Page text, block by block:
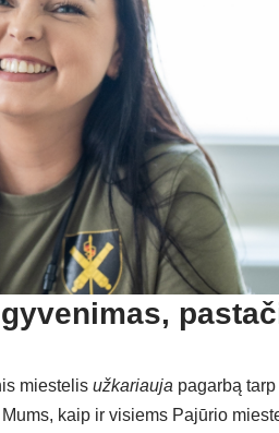
miestelis užkariauja pagarbą
kaip ir visiems Pajūrio